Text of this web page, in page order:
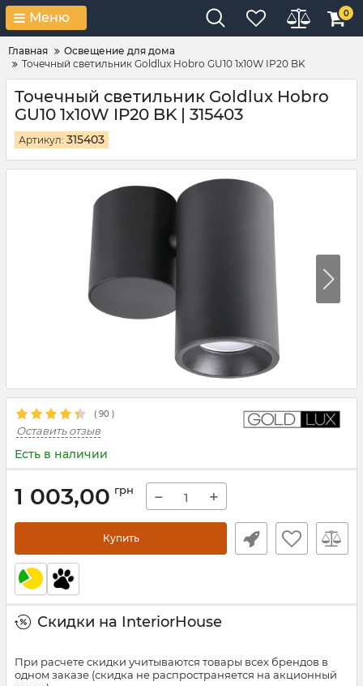
Меню 0
Главная
Освещение для дома
Точечный светильник Goldlux Hobro GU10 1x10W IP20 BK
Точечный светильник Goldlux Hobro
GU10 1x10W IP20 BK | 315403
Артикул: 315403
( 90 )
Оставить отзыв
Есть в наличии
1 003,00 грн − +
Купить
Скидки на InteriorHouse
При расчете скидки учитываются товары всех брендов в
одном заказе (скидка не распространяется на акционный